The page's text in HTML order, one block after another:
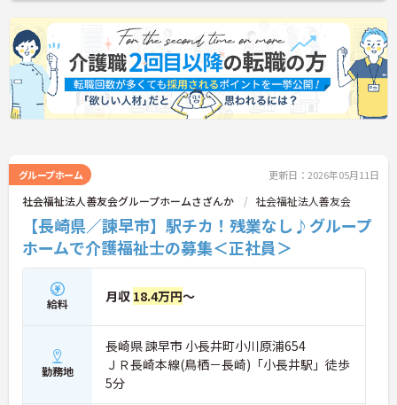
児とも両立させやすく、家庭をお持ちの方も無理な
く働けます☆
ご興味がある方は是非一度マイナビまでお問合せく
ださい！！
グループホーム 更新日：2026年05月11日
社会福祉法人善友会グループホームさざんか 社会福祉法人善友会
【長崎県／諫早市】駅チカ！残業なし♪グループ
ホームで介護福祉士の募集＜正社員＞
給料 月収 18.4万円～
勤務地
長崎県 諫早市 小長井町小川原浦654
ＪＲ長崎本線(鳥栖－長崎)「小長井駅」徒歩
5分